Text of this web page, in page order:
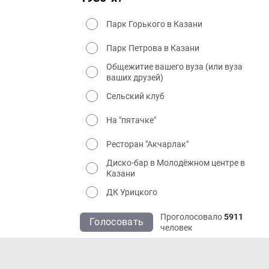
Парк Горького в Казани
Парк Петрова в Казани
Общежитие вашего вуза (или вуза
ваших друзей)
Сельский клуб
На "пятачке"
Ресторан "Акчарлак"
Диско-бар в Молодёжном центре в
Казани
ДК Урицкого
Голосовать Проголосовало5911
человек